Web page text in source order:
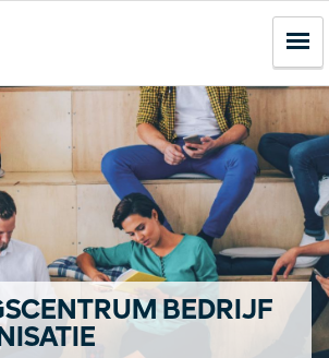
BEDRIJF